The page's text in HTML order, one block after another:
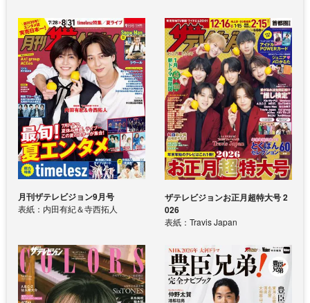
月刊ザテレビジョン9月号
表紙：内田有紀＆寺西拓人
ザテレビジョンお正月超特大号 2
026
表紙：Travis Japan